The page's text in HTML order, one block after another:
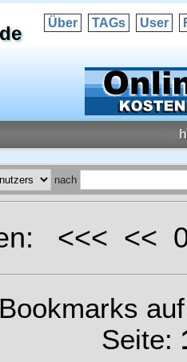
Über TAGs User
nach
<<< <<
Seite: